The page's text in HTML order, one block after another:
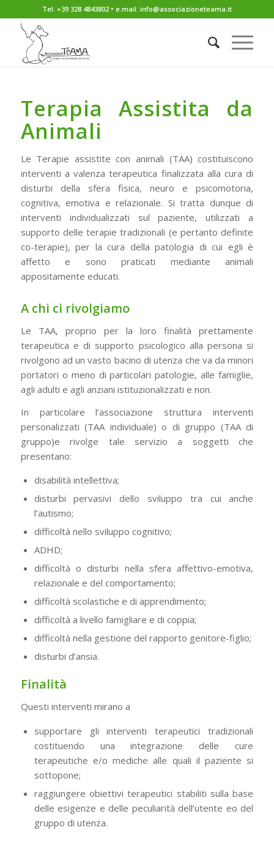
Tel. +39 328 4843802 • e.mail: info@associazioneteama.it
Terapia Assistita da
Animali
Le Terapie assistite con animali (TAA) costituiscono
interventi a valenza terapeutica finalizzata alla cura di
disturbi della sfera fisica, neuro e psicomotoria,
cognitiva, emotiva e relazionale. Si tratta dunque di
interventi individualizzati sul paziente, utilizzati a
supporto delle terapie tradizionali (e pertanto definite
co-terapie), per la cura della patologia di cui egli è
affetto e sono praticati mediante animali
appositamente educati.
A chi ci rivolgiamo
Le TAA, proprio per la loro finalità prettamente
terapeutica e di supporto psicologico alla persona si
rivolgono ad un vasto bacino di utenza che va da minori
portatori o meno di particolari patologie, alle famiglie,
agli adulti e agli anziani istituzionalizzati e non.
In particolare l’associazione struttura interventi
personalizzati (TAA individuale) o di gruppo (TAA di
gruppo)e rivolge tale servizio a soggetti che
presentano:
disabilità intellettiva;
disturbi pervasivi dello sviluppo tra cui anche
l’autismo;
difficoltà nello sviluppo cognitivo;
ADHD;
difficoltà o disturbi nella sfera affettivo-emotiva,
relazionale e del comportamento;
difficoltà scolastiche e di apprendimento;
difficoltà a livello famigliare e di coppia;
difficoltà nella gestione del rapporto genitore-figlio;
disturbi d’ansia.
Finalità
Questi interventi mirano a
supportare gli interventi terapeutici tradizionali
costituendo una integrazione delle cure
terapeutiche e/o mediche alle quali il paziente si
sottopone;
raggiungere obiettivi terapeutici stabiliti sulla base
delle esigenze e delle peculiarità dell’utente eo del
gruppo di utenza.